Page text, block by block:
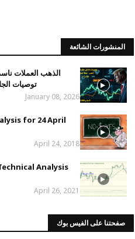
المنشورات الشائعة
الذهب العملات
توصيات
January 08, 2026
for 24 April
April 24, 2018
Analysis
April 26, 2021
صفحتنا على الفيس بوك